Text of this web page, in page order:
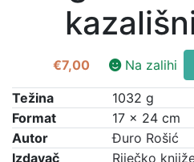
€7,00 Na zalihi
Težina
1032 g
Format
17 × 24 cm
Autor
Đuro Rošić
Izdavač
Riječko